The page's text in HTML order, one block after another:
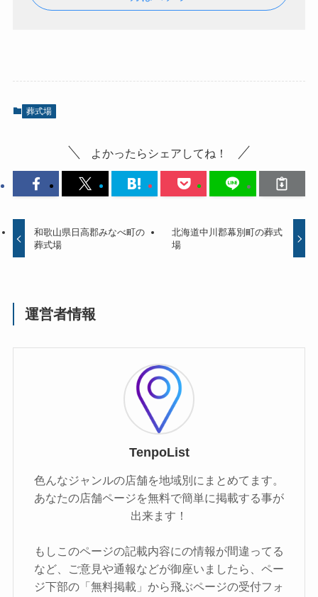
葬式場
よかったらシェアしてね！
和歌山県日高郡みなべ町の
葬式場
北海道中川郡幕別町の葬式
場
運営者情報
TenpoList
色んなジャンルの店舗を地域別にまとめてます。
あなたの店舗ページを無料で簡単に掲載する事が
出来ます！
もしこのページの記載内容にの情報が間違ってる
など、ご意見や通報などが御座いましたら、ペー
ジ下部の「無料掲載」から飛ぶページの受付フォ